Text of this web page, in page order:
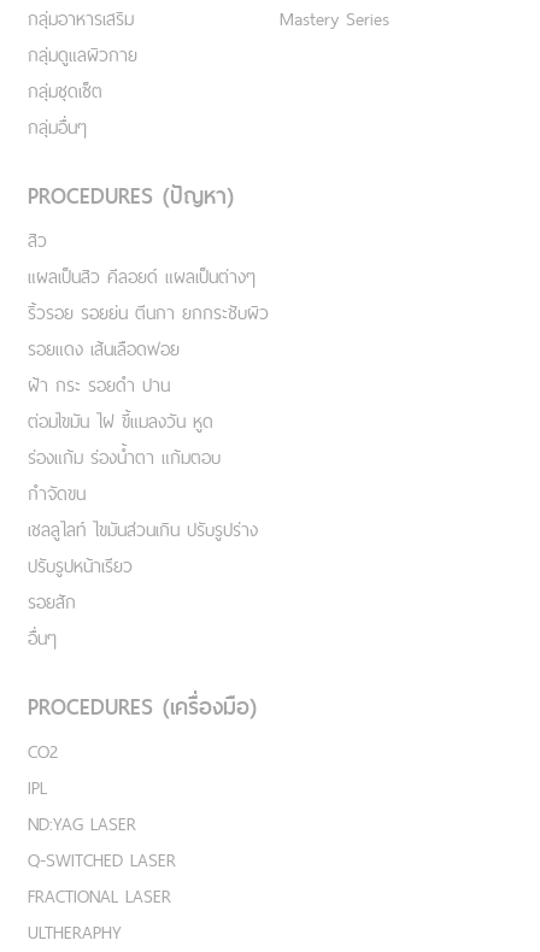
กลุ่มอาหารเสริม
กลุ่มดูแลผิวกาย
กลุ่มชุดเซ็ต
กลุ่มอื่นๆ
Mastery Series
PROCEDURES (ปัญหา)
สิว
แผลเป็นสิว คีลอยด์ แผลเป็นต่างๆ
ริ้วรอย รอยย่น ตีนกา ยกกระชับผิว
รอยแดง เส้นเลือดฟอย
ฝ้า กระ รอยดำ ปาน
ต่อมไขมัน ไฝ ขี้แมลงวัน หูด
ร่องแก้ม ร่องน้ำตา แก้มตอบ
กำจัดขน
เชลลูไลท์ ไขมันส่วนเกิน ปรับรูปร่าง
ปรับรูปหน้าเรียว
รอยสัก
อื่นๆ
PROCEDURES (เครื่องมือ)
CO2
IPL
ND:YAG LASER
Q-SWITCHED LASER
FRACTIONAL LASER
ULTHERAPHY